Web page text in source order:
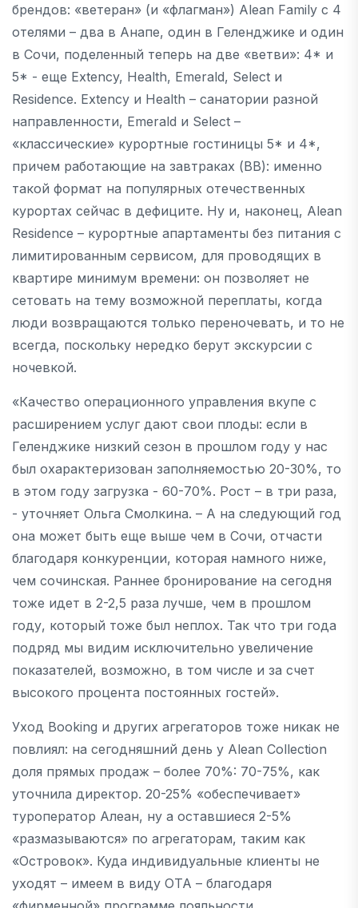
брендов: «ветеран» (и «флагман») Alean Family с 4
отелями – два в Анапе, один в Геленджике и один
в Сочи, поделенный теперь на две «ветви»: 4* и
5* - еще Extency, Health, Emerald, Select и
Residence. Extency и Health – cанатории разной
направленности, Emerald и Select –
«классические» курортные гостиницы 5* и 4*,
причем работающие на завтраках (BB): именно
такой формат на популярных отечественных
курортах сейчас в дефиците. Ну и, наконец, Alean
Residence – курортные апартаменты без питания с
лимитированным сервисом, для проводящих в
квартире минимум времени: он позволяет не
сетовать на тему возможной переплаты, когда
люди возвращаются только переночевать, и то не
всегда, поскольку нередко берут экскурсии с
ночевкой.
«Качество операционного управления вкупе с
расширением услуг дают свои плоды: если в
Геленджике низкий сезон в прошлом году у нас
был охарактеризован заполняемостью 20-30%, то
в этом году загрузка - 60-70%. Рост – в три раза,
- уточняет Ольга Смолкина. – А на следующий год
она может быть еще выше чем в Сочи, отчасти
благодаря конкуренции, которая намного ниже,
чем сочинская. Раннее бронирование на сегодня
тоже идет в 2-2,5 раза лучше, чем в прошлом
году, который тоже был неплох. Так что три года
подряд мы видим исключительно увеличение
показателей, возможно, в том числе и за счет
высокого процента постоянных гостей».
Уход Booking и других агрегаторов тоже никак не
повлиял: на сегодняшний день у Alean Collection
доля прямых продаж – более 70%: 70-75%, как
уточнила директор. 20-25% «обеспечивает»
туроператор Алеан, ну а оставшиеся 2-5%
«размазываются» по агрегаторам, таким как
«Островок». Куда индивидуальные клиенты не
уходят – имеем в виду ОТА – благодаря